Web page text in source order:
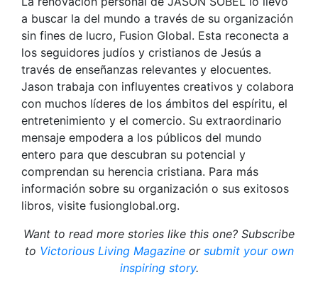
a buscar la del mundo a través de su organización
sin fines de lucro, Fusion Global. Esta reconecta a
los seguidores judíos y cristianos de Jesús a
través de enseñanzas relevantes y elocuentes.
Jason trabaja con influyentes creativos y colabora
con muchos líderes de los ámbitos del espíritu, el
entretenimiento y el comercio. Su extraordinario
mensaje empodera a los públicos del mundo
entero para que descubran su potencial y
comprendan su herencia cristiana. Para más
información sobre su organización o sus exitosos
libros, visite fusionglobal.org.
Want to read more stories like this one? Subscribe
to Victorious Living Magazineor submit your own
inspiring story.